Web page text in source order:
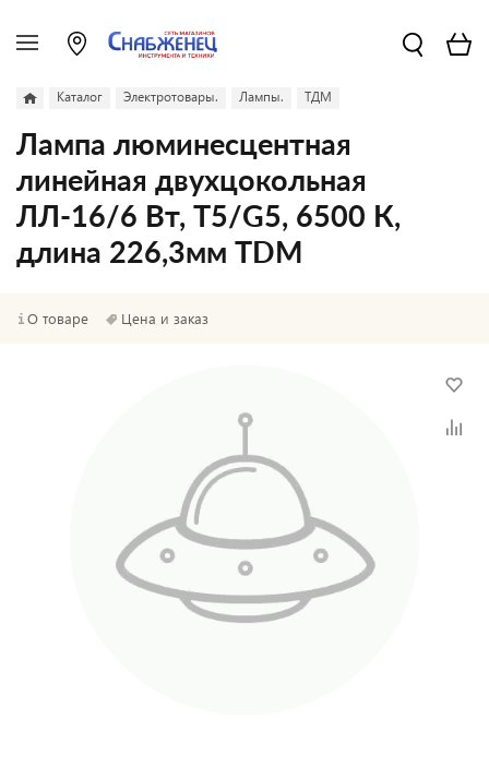
Каталог Электротовары. Лампы. ТДМ
Лампа люминесцентная
линейная двухцокольная
ЛЛ-16/6 Вт, T5/G5, 6500 К,
длина 226,3мм TDM
О товаре Цена и заказ